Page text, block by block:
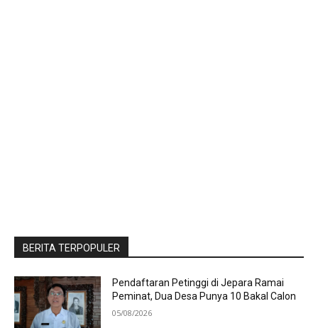
BERITA TERPOPULER
Pendaftaran Petinggi di Jepara Ramai
Peminat, Dua Desa Punya 10 Bakal Calon
05/08/2026